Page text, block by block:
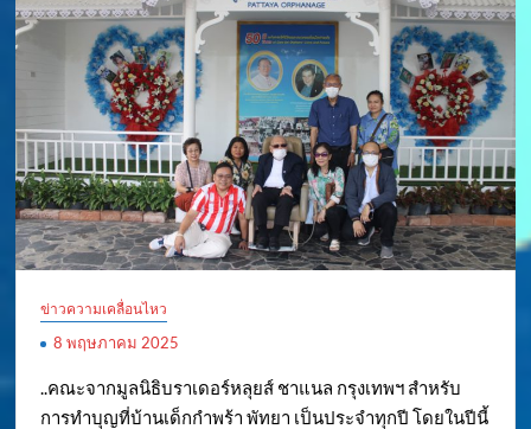
ข่าวความเคลื่อนไหว
8 พฤษภาคม 2025
..คณะจากมูลนิธิบราเดอร์หลุยส์ ชาแนล กรุงเทพฯ สำหรับ
การทำบุญที่บ้านเด็กกำพร้า พัทยา เป็นประจำทุกปี โดยในปีนี้